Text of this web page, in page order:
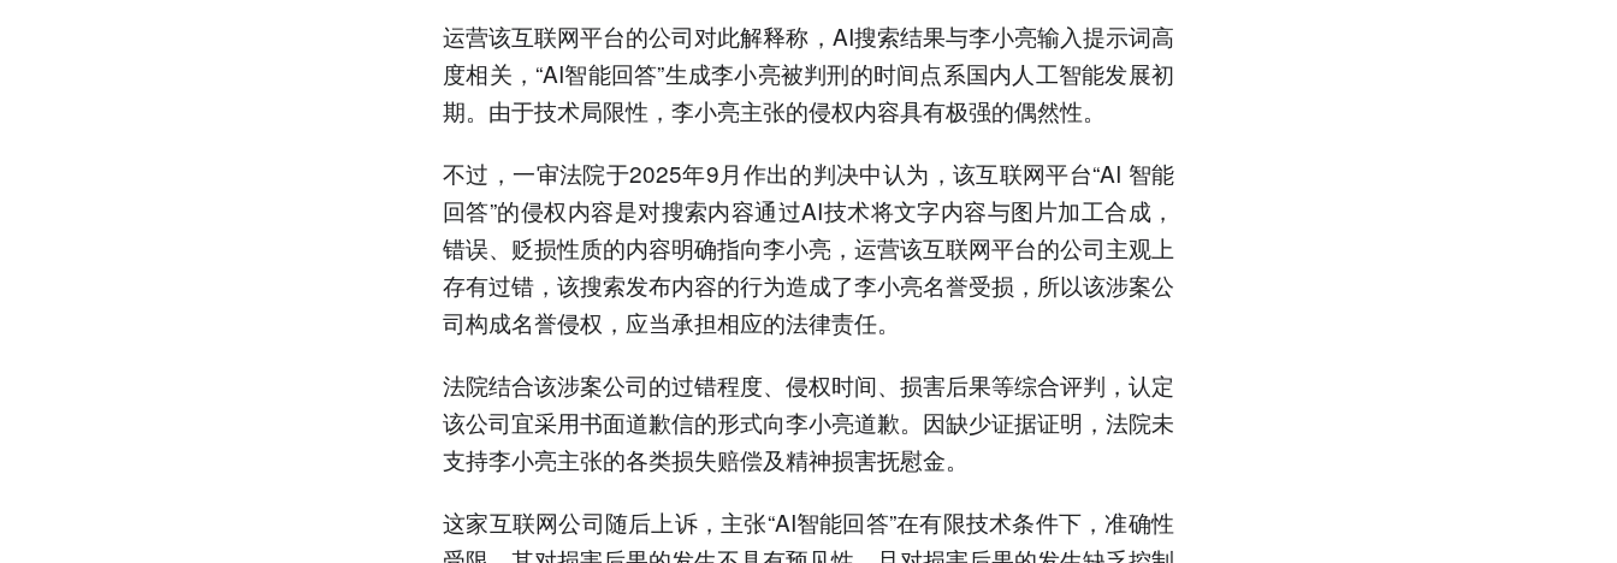
运营该互联网平台的公司对此解释称，AI搜索结果与李小亮输入提示词高
度相关，“AI智能回答”生成李小亮被判刑的时间点系国内人工智能发展初
期。由于技术局限性，李小亮主张的侵权内容具有极强的偶然性。
不过，一审法院于2025年9月作出的判决中认为，该互联网平台“AI 智能
回答”的侵权内容是对搜索内容通过AI技术将文字内容与图片加工合成，
错误、贬损性质的内容明确指向李小亮，运营该互联网平台的公司主观上
存有过错，该搜索发布内容的行为造成了李小亮名誉受损，所以该涉案公
司构成名誉侵权，应当承担相应的法律责任。
法院结合该涉案公司的过错程度、侵权时间、损害后果等综合评判，认定
该公司宜采用书面道歉信的形式向李小亮道歉。因缺少证据证明，法院未
支持李小亮主张的各类损失赔偿及精神损害抚慰金。
这家互联网公司随后上诉，主张“AI智能回答”在有限技术条件下，准确性